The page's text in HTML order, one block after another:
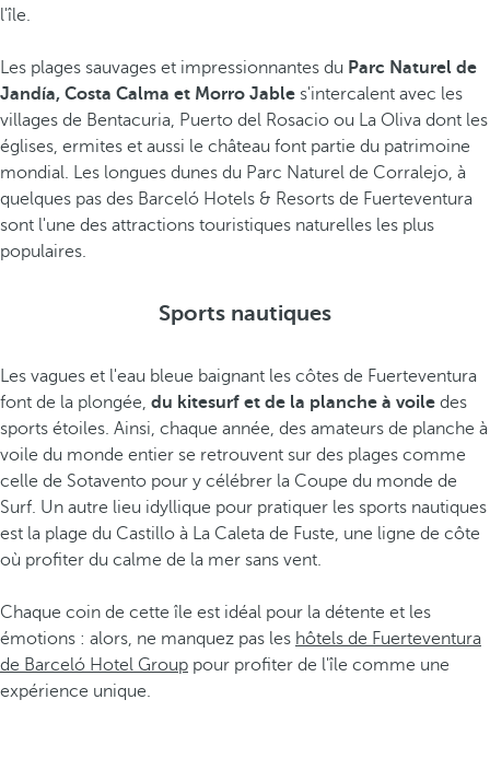
l'île.
Les plages sauvages et impressionnantes du Parc Naturel de
Jandía, Costa Calma et Morro Jable s'intercalent avec les
villages de Bentacuria, Puerto del Rosacio ou La Oliva dont les
églises, ermites et aussi le château font partie du patrimoine
mondial. Les longues dunes du Parc Naturel de Corralejo, à
quelques pas des Barceló Hotels & Resorts de Fuerteventura
sont l'une des attractions touristiques naturelles les plus
populaires.
Sports nautiques
Les vagues et l'eau bleue baignant les côtes de Fuerteventura
font de la plongée, du kitesurf et de la planche à voile des
sports étoiles. Ainsi, chaque année, des amateurs de planche à
voile du monde entier se retrouvent sur des plages comme
celle de Sotavento pour y célébrer la Coupe du monde de
Surf. Un autre lieu idyllique pour pratiquer les sports nautiques
est la plage du Castillo à La Caleta de Fuste, une ligne de côte
où profiter du calme de la mer sans vent.
Chaque coin de cette île est idéal pour la détente et les
émotions : alors, ne manquez pas les hôtels de Fuerteventura
de Barceló Hotel Group pour profiter de l'île comme une
expérience unique.